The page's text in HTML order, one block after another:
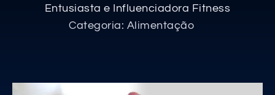
Entusiasta e Influenciadora Fitness
Categoria: Alimentação